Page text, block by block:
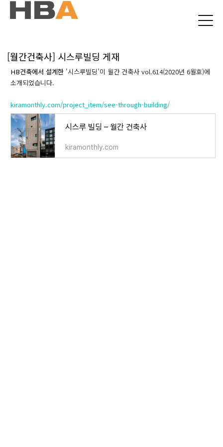
본문 바로가기
[월간건축사] 시스루빌딩 게재
HB건축에서 설계한 '시스루빌딩'이 월간 건축사 vol.614(2020년 6월호)에
소개되었습니다.
kiramonthly.com/project_item/see-through-building/
시스루 빌딩 – 월간 건축사
kiramonthly.com